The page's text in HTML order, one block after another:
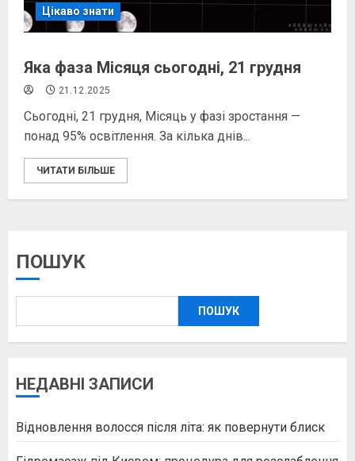
Цікаво знати
Яка фаза Місяця сьогодні, 21 грудня
21.12.2025
Сьогодні, 21 грудня, Місяць у фазі зростання —
понад 95% освітлення. За кілька днів...
ЧИТАТИ БІЛЬШЕ
ПОШУК
ПОШУК
НЕДАВНІ ЗАПИСИ
Відновлення волосся після літа: як повернути блиск